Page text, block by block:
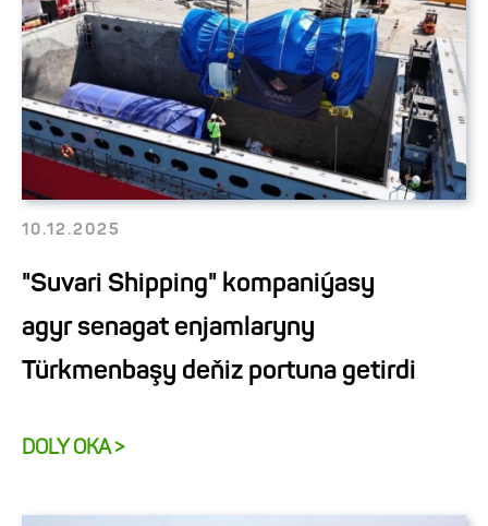
10.12.2025
"Suvari Shipping" kompaniýasy
agyr senagat enjamlaryny
Türkmenbaşy deňiz portuna getirdi
DOLY OKA >